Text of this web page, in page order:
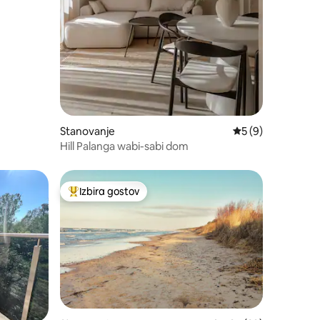
Stanovanje Povprečna
5 (9)
Hill Palanga wabi-sabi dom
»Izbira gostov«
Najbolj priljubljena prenočišča z značko »Izbira
Izbira gostov